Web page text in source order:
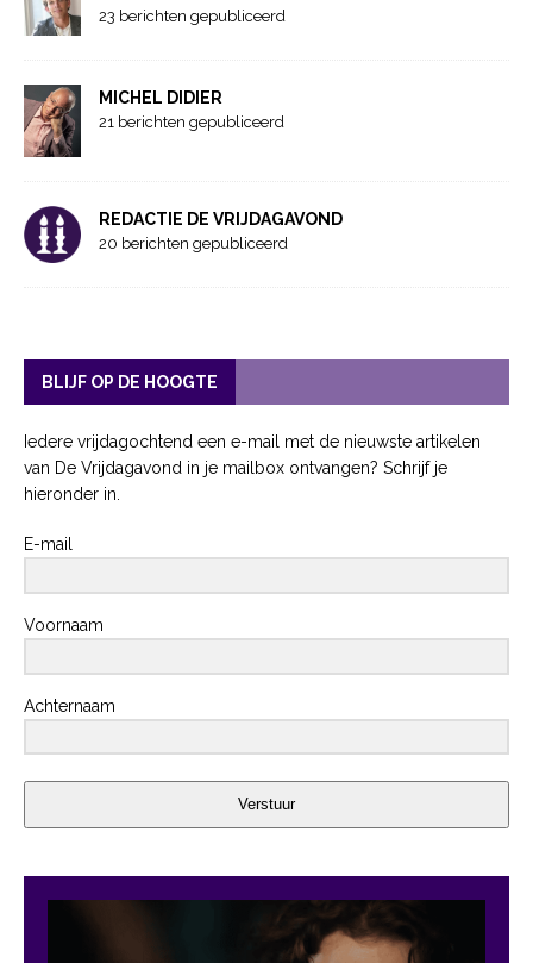
23 berichten gepubliceerd
MICHEL DIDIER
21 berichten gepubliceerd
REDACTIE DE VRIJDAGAVOND
20 berichten gepubliceerd
BLIJF OP DE HOOGTE
Iedere vrijdagochtend een e-mail met de nieuwste artikelen
van De Vrijdagavond in je mailbox ontvangen? Schrijf je
hieronder in.
E-mail
Voornaam
Achternaam
Verstuur